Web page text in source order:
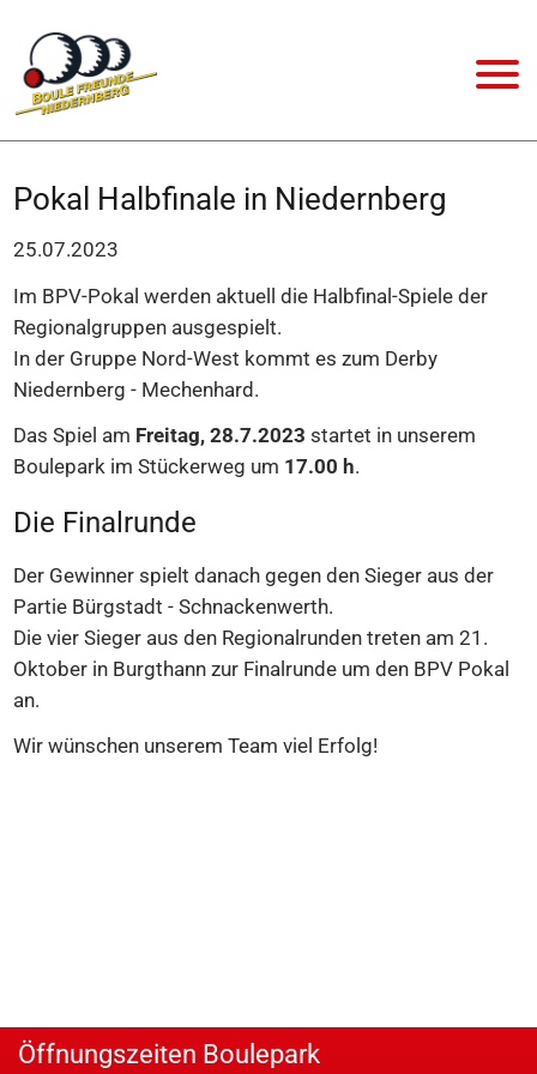
Pokal Halbfinale in Niedernberg
25.07.2023
Im BPV-Pokal werden aktuell die Halbfinal-Spiele der
Regionalgruppen ausgespielt.
In der Gruppe Nord-West kommt es zum Derby
Niedernberg - Mechenhard.
Das Spiel am Freitag, 28.7.2023 startet in unserem
Boulepark im Stückerweg um 17.00 h.
Die Finalrunde
Der Gewinner spielt danach gegen den Sieger aus der
Partie Bürgstadt - Schnackenwerth.
Die vier Sieger aus den Regionalrunden treten am 21.
Oktober in Burgthann zur Finalrunde um den BPV Pokal
an.
Wir wünschen unserem Team viel Erfolg!
Öffnungszeiten Boulepark